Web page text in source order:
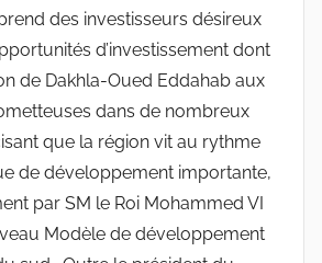
des investisseurs désireux
d’investissement dont
de Dakhla-Oued Eddahab aux
dans de nombreux
que la région vit au rythme
de développement importante,
par SM le Roi Mohammed VI
Modèle de développement